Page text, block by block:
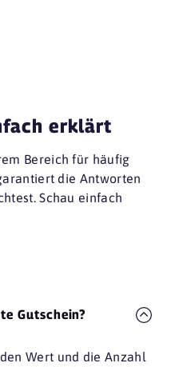
erklärt
Bereich für häufig
die Antworten
Schau einfach
Gutschein?
Wert und die Anzahl